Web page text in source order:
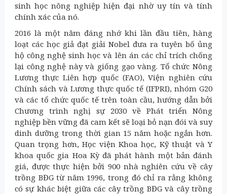
sinh học nông nghiệp hiện đại nhờ uy tín và tính
chính xác của nó.
2016 là một năm đáng nhớ khi lần đầu tiên, hàng
loạt các học giả đạt giải Nobel đưa ra tuyên bố ủng
hộ công nghệ sinh học và lên án các chỉ trích chống
lại công nghệ này và giống gạo vàng. Tổ chức Nông
Lương thực Liên hợp quốc (FAO), Viện nghiên cứu
Chính sách và Lương thực quốc tế (IFPRI), nhóm G20
và các tổ chức quốc tế trên toàn cầu, hướng dẫn bởi
Chương trình nghị sự 2030 về Phát triển Nông
nghiệp bền vững đã cam kết sẽ loại bỏ nạn đói và suy
dinh dưỡng trong thời gian 15 năm hoặc ngắn hơn.
Quan trọng hơn, Học viện Khoa học, Kỹ thuật và Y
khoa quốc gia Hoa Kỳ đã phát hành một bản đánh
giá, được thực hiện bởi 900 nhà nghiên cứu về cây
trồng BĐG từ năm 1996, trong đó chỉ ra rằng không
có sự khác biệt giữa các cây trồng BĐG và cây trồng